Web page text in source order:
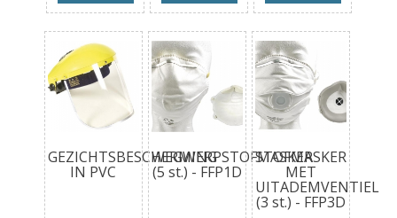
GEZICHTSBESCHERMING
IN PVC
WEGWERPSTOFMASKER
(5 st.) - FFP1D
STOFMASKER
MET
UITADEMVENTIEL
(3 st.) - FFP3D